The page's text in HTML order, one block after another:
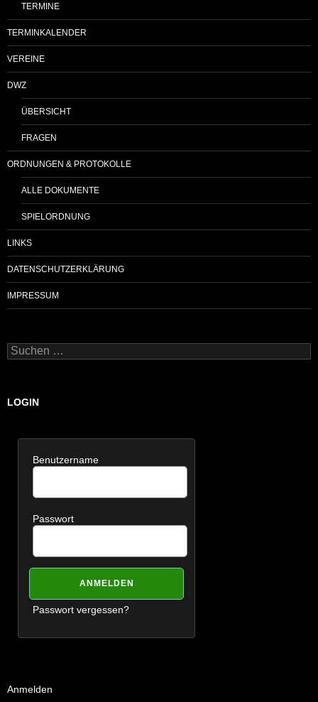
TERMINE
TERMINKALENDER
VEREINE
DWZ
ÜBERSICHT
FRAGEN
ORDNUNGEN & PROTOKOLLE
ALLE DOKUMENTE
SPIELORDNUNG
LINKS
DATENSCHUTZERKLÄRUNG
IMPRESSUM
Suchen
nach:
LOGIN
Benutzername
Passwort
Passwort vergessen?
Anmelden